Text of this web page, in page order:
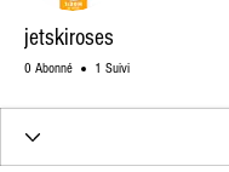
jetskiroses
0 Abonné 1 Suivi